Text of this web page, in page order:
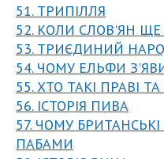
51. ТРИПІЛЛЯ
52. КОЛИ СЛОВ'ЯН ЩЕ
53. ТРИЄДИНИЙ
54. ЧОМУ ЕЛЬФИ
55. ХТО ТАКІ ПРАВІ ТА
56. ІСТОРІЯ ПИВА
57. ЧОМУ
ПАБАМИ